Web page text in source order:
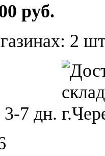
руб.
2
3-7 дн.